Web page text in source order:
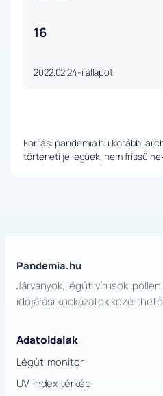
16
2022.02.24-i állapot
Forrás: pandemia.hu korábbi
történeti jellegűek, nem
Pandemia.hu
Járványok, légúti vírusok,
időjárási kockázatok
Adatoldalak
Légúti monitor
UV-index térkép